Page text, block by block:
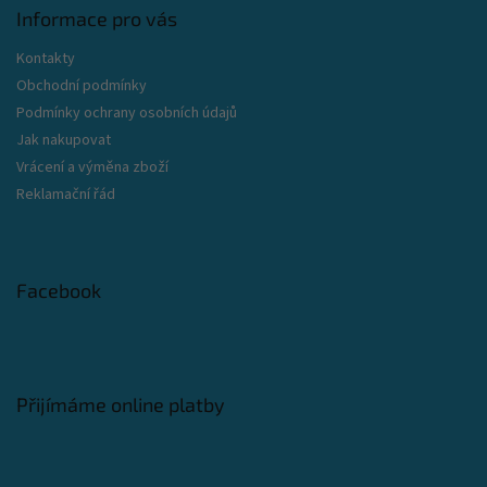
Informace pro vás
Kontakty
Obchodní podmínky
Podmínky ochrany osobních údajů
Jak nakupovat
Vrácení a výměna zboží
Reklamační řád
Facebook
Přijímáme online platby